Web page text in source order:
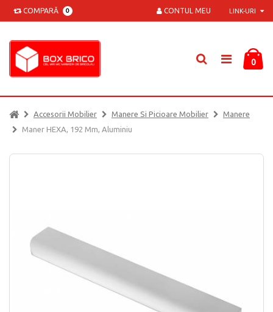
COMPARĂ 0 LINK-URI
CONTUL MEU
0
Accesorii Mobilier Manere Si Picioare Mobilier
Manere
Maner HEXA, 192 Mm, Aluminiu